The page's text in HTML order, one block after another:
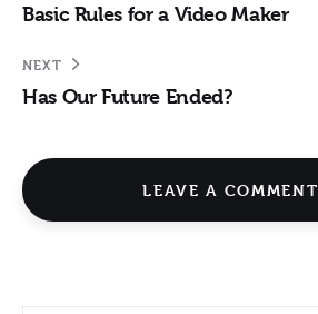
Basic Rules for a Video Maker
NEXT
Has Our Future Ended?
LEAVE A COMMENT